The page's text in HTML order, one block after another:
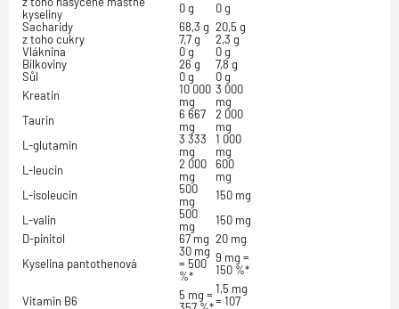
kyseliny
0 g
0 g
Sacharidy
68,3 g 20,5 g
z toho cukry
7,7 g
2,3 g
Vláknina
0 g
0 g
Bílkoviny
26 g
7,8 g
Sůl
0 g
0 g
Kreatin
10 000
mg
3 000
mg
Taurin
6 667
mg
2 000
mg
L-glutamin
3 333
mg
1 000
mg
L-leucin
2 000
mg
600
mg
L-isoleucin
500
mg
150 mg
L-valin
500
mg
150 mg
D-pinitol
67 mg 20 mg
Kyselina pantothenová
30 mg
= 500
%*
9 mg =
150 %*
Vitamin B6
5 mg = 1,5 mg
= 107